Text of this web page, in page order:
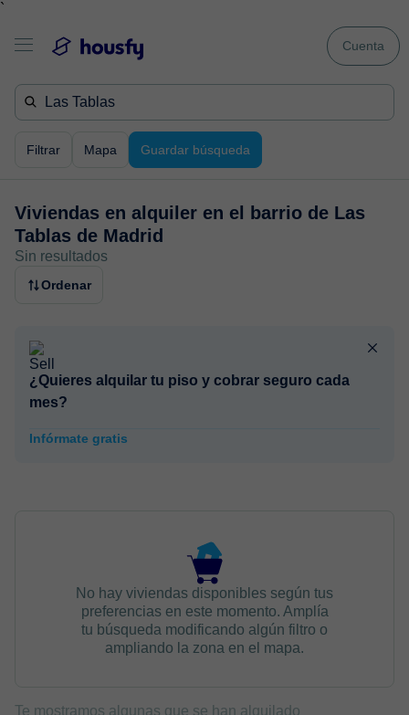
`
Cuenta
Filtrar Mapa Guardar búsqueda
Viviendas en alquiler en el barrio de Las
Tablas de Madrid
Sin resultados
Ordenar
¿Quieres alquilar tu piso y cobrar seguro cada
mes?
Infórmate gratis
No hay viviendas disponibles según tus
preferencias en este momento. Amplía
tu búsqueda modificando algún filtro o
ampliando la zona en el mapa.
Te mostramos algunas que se han alquilado